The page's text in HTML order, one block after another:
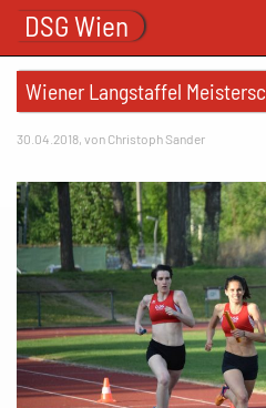
DSG Wien
Wiener Langstaffel
30.04.2018, von Christoph Sander